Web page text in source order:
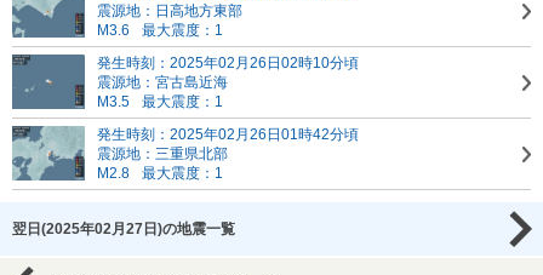
震源地：日高地方東部
M3.6
最大震度：1
発生時刻：2025年02月26日02時10分頃
震源地：宮古島近海
M3.5
最大震度：1
発生時刻：2025年02月26日01時42分頃
震源地：三重県北部
M2.8
最大震度：1
翌日(2025年02月27日)の地震一覧